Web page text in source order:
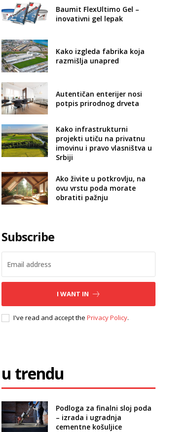
Baumit FlexUltimo Gel –
inovativni gel lepak
Kako izgleda fabrika koja
razmišlja unapred
Autentičan enterijer nosi
potpis prirodnog drveta
Kako infrastrukturni
projekti utiču na privatnu
imovinu i pravo vlasništva u
Srbiji
Ako živite u potkrovlju, na
ovu vrstu poda morate
obratiti pažnju
Subscribe
I WANT IN
I've read and accept thePrivacy Policy.
u trendu
Podloga za finalni sloj poda
– izrada i ugradnja
cementne košuljice